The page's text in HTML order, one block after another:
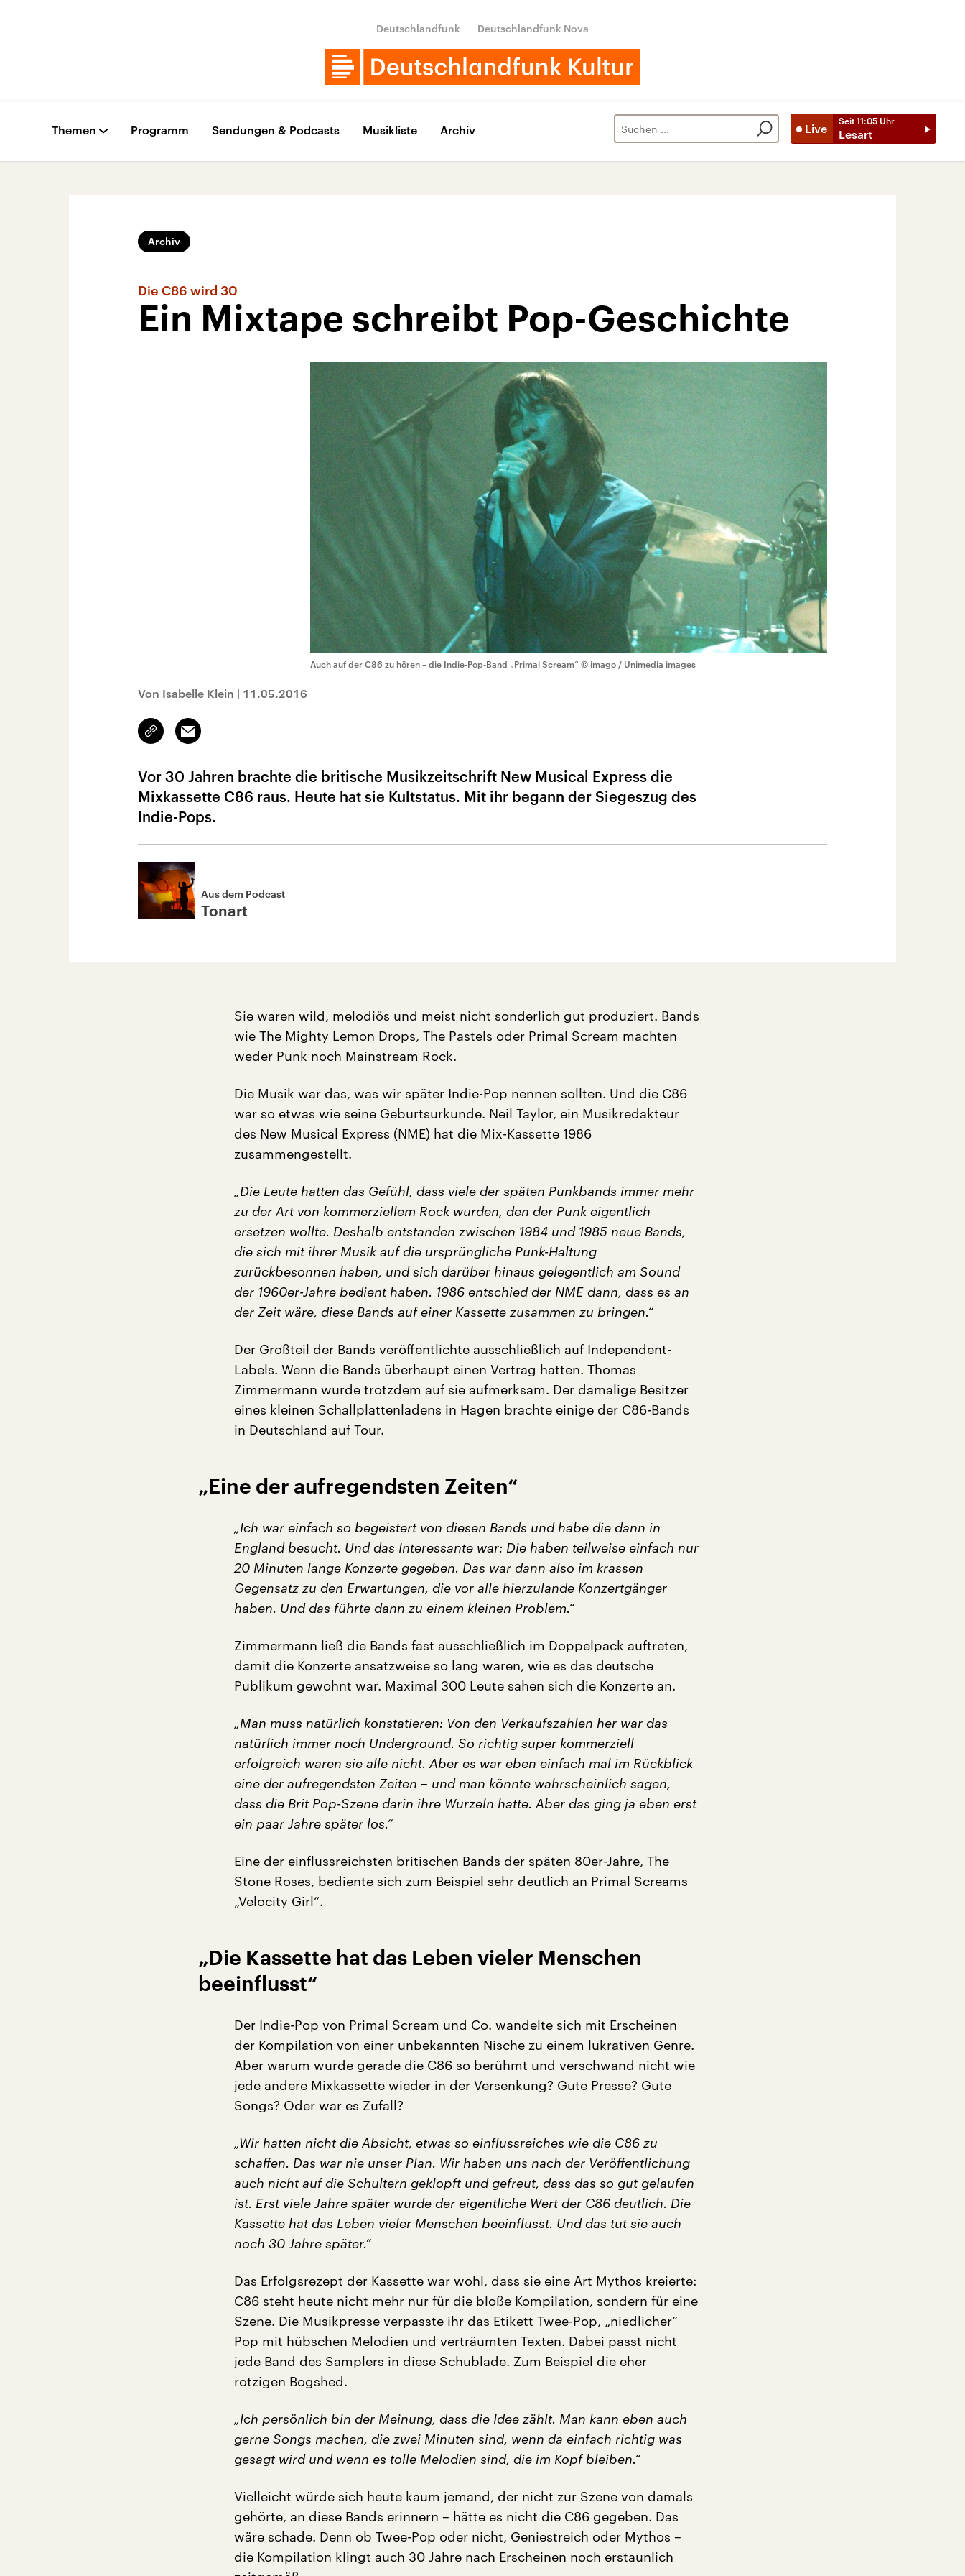
Deutschlandfunk Deutschlandfunk Nova
Live
Seit 11:05 Uhr
Lesart
Themen Programm Sendungen & Podcasts Musikliste Archiv
Archiv
Die C86 wird 30
Ein Mixtape schreibt Pop-Geschichte
Auch auf der C86 zu hören – die Indie-Pop-Band „Primal Scream“ © imago / Unimedia images
Von Isabelle Klein | 11.05.2016
Link
kopieren/teilen
Email
Vor 30 Jahren brachte die britische Musikzeitschrift New Musical Express die
Mixkassette C86 raus. Heute hat sie Kultstatus. Mit ihr begann der Siegeszug des
Indie-Pops.
Aus dem Podcast
Tonart
Sie waren wild, melodiös und meist nicht sonderlich gut produziert. Bands
wie The Mighty Lemon Drops, The Pastels oder Primal Scream machten
weder Punk noch Mainstream Rock.
Die Musik war das, was wir später Indie-Pop nennen sollten. Und die C86
war so etwas wie seine Geburtsurkunde. Neil Taylor, ein Musikredakteur
des New Musical Express (NME) hat die Mix-Kassette 1986
zusammengestellt.
„Die Leute hatten das Gefühl, dass viele der späten Punkbands immer mehr
zu der Art von kommerziellem Rock wurden, den der Punk eigentlich
ersetzen wollte. Deshalb entstanden zwischen 1984 und 1985 neue Bands,
die sich mit ihrer Musik auf die ursprüngliche Punk-Haltung
zurückbesonnen haben, und sich darüber hinaus gelegentlich am Sound
der 1960er-Jahre bedient haben. 1986 entschied der NME dann, dass es an
der Zeit wäre, diese Bands auf einer Kassette zusammen zu bringen.“
Der Großteil der Bands veröffentlichte ausschließlich auf Independent-
Labels. Wenn die Bands überhaupt einen Vertrag hatten. Thomas
Zimmermann wurde trotzdem auf sie aufmerksam. Der damalige Besitzer
eines kleinen Schallplattenladens in Hagen brachte einige der C86-Bands
in Deutschland auf Tour.
„Eine der aufregendsten Zeiten“
„Ich war einfach so begeistert von diesen Bands und habe die dann in
England besucht. Und das Interessante war: Die haben teilweise einfach nur
20 Minuten lange Konzerte gegeben. Das war dann also im krassen
Gegensatz zu den Erwartungen, die vor alle hierzulande Konzertgänger
haben. Und das führte dann zu einem kleinen Problem.“
Zimmermann ließ die Bands fast ausschließlich im Doppelpack auftreten,
damit die Konzerte ansatzweise so lang waren, wie es das deutsche
Publikum gewohnt war. Maximal 300 Leute sahen sich die Konzerte an.
„Man muss natürlich konstatieren: Von den Verkaufszahlen her war das
natürlich immer noch Underground. So richtig super kommerziell
erfolgreich waren sie alle nicht. Aber es war eben einfach mal im Rückblick
eine der aufregendsten Zeiten – und man könnte wahrscheinlich sagen,
dass die Brit Pop-Szene darin ihre Wurzeln hatte. Aber das ging ja eben erst
ein paar Jahre später los.“
Eine der einflussreichsten britischen Bands der späten 80er-Jahre, The
Stone Roses, bediente sich zum Beispiel sehr deutlich an Primal Screams
„Velocity Girl“.
„Die Kassette hat das Leben vieler Menschen
beeinflusst“
Der Indie-Pop von Primal Scream und Co. wandelte sich mit Erscheinen
der Kompilation von einer unbekannten Nische zu einem lukrativen Genre.
Aber warum wurde gerade die C86 so berühmt und verschwand nicht wie
jede andere Mixkassette wieder in der Versenkung? Gute Presse? Gute
Songs? Oder war es Zufall?
„Wir hatten nicht die Absicht, etwas so einflussreiches wie die C86 zu
schaffen. Das war nie unser Plan. Wir haben uns nach der Veröffentlichung
auch nicht auf die Schultern geklopft und gefreut, dass das so gut gelaufen
ist. Erst viele Jahre später wurde der eigentliche Wert der C86 deutlich. Die
Kassette hat das Leben vieler Menschen beeinflusst. Und das tut sie auch
noch 30 Jahre später.“
Das Erfolgsrezept der Kassette war wohl, dass sie eine Art Mythos kreierte:
C86 steht heute nicht mehr nur für die bloße Kompilation, sondern für eine
Szene. Die Musikpresse verpasste ihr das Etikett Twee-Pop, „niedlicher“
Pop mit hübschen Melodien und verträumten Texten. Dabei passt nicht
jede Band des Samplers in diese Schublade. Zum Beispiel die eher
rotzigen Bogshed.
„Ich persönlich bin der Meinung, dass die Idee zählt. Man kann eben auch
gerne Songs machen, die zwei Minuten sind, wenn da einfach richtig was
gesagt wird und wenn es tolle Melodien sind, die im Kopf bleiben.“
Vielleicht würde sich heute kaum jemand, der nicht zur Szene von damals
gehörte, an diese Bands erinnern – hätte es nicht die C86 gegeben. Das
wäre schade. Denn ob Twee-Pop oder nicht, Geniestreich oder Mythos –
die Kompilation klingt auch 30 Jahre nach Erscheinen noch erstaunlich